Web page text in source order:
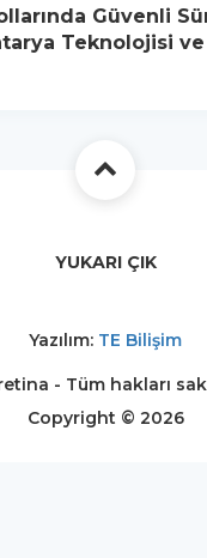
Güvenli
Teknolojisi ve
YUKARI ÇIK
Yazılım: TE Bilişim
- Tüm hakları
Copyright © 2026